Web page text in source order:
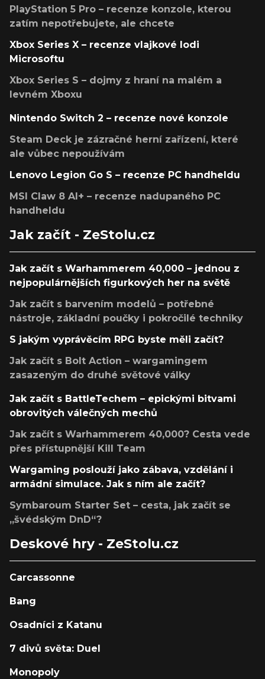
PlayStation 5 Pro – recenze konzole, kterou
zatím nepotřebujete, ale chcete
Xbox Series X – recenze vlajkové lodi
Microsoftu
Xbox Series S – dojmy z hraní na malém a
levném Xboxu
Nintendo Switch 2 – recenze nové konzole
Steam Deck je zázračné herní zařízení, které
ale vůbec nepoužívám
Lenovo Legion Go S – recenze PC handheldu
MSI Claw 8 AI+ – recenze nadupaného PC
handheldu
Jak začít - ZeStolu.cz
Jak začít s Warhammerem 40,000 – jednou z
nejpopulárnějších figurkových her na světě
Jak začít s barvením modelů – potřebné
nástroje, základní poučky i pokročilé techniky
S jakým vyprávěcím RPG byste měli začít?
Jak začít s Bolt Action – wargamingem
zasazeným do druhé světové války
Jak začít s BattleTechem – epickými bitvami
obrovitých válečných mechů
Jak začít s Warhammerem 40,000? Cesta vede
přes přístupnější Kill Team
Wargaming poslouží jako zábava, vzdělání i
armádní simulace. Jak s ním ale začít?
Symbaroum Starter Set – cesta, jak začít se
„švédským DnD“?
Deskové hry - ZeStolu.cz
Carcassonne
Bang
Osadníci z Katanu
7 divů světa: Duel
Monopoly